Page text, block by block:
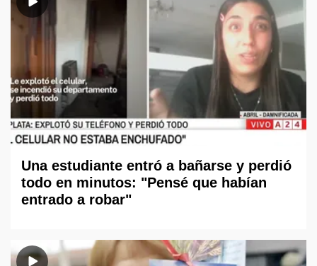
Una estudiante entró a bañarse y perdió
todo en minutos: "Pensé que habían
entrado a robar"